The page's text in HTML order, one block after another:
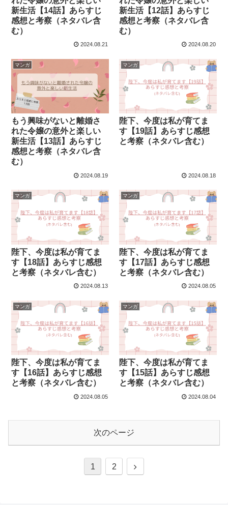
新生活【14話】あらすじ
感想と考察（ネタバレ含
む）
2024.08.21
新生活【12話】あらすじ
感想と考察（ネタバレ含
む）
2024.08.20
マンガ
もう興味がないと離婚さ
れた令嬢の意外と楽しい
新生活【13話】あらすじ
感想と考察（ネタバレ含
む）
2024.08.19
マンガ
陛下、今度は私が育てま
す【19話】あらすじ感想
と考察（ネタバレ含む）
2024.08.18
マンガ
陛下、今度は私が育てま
す【18話】あらすじ感想
と考察（ネタバレ含む）
2024.08.13
マンガ
陛下、今度は私が育てま
す【17話】あらすじ感想
と考察（ネタバレ含む）
2024.08.05
マンガ
陛下、今度は私が育てま
す【16話】あらすじ感想
と考察（ネタバレ含む）
2024.08.05
マンガ
陛下、今度は私が育てま
す【15話】あらすじ感想
と考察（ネタバレ含む）
2024.08.04
次のページ
1 2
次